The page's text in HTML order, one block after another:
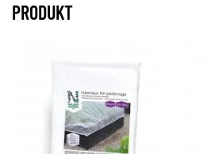
PRODUKT